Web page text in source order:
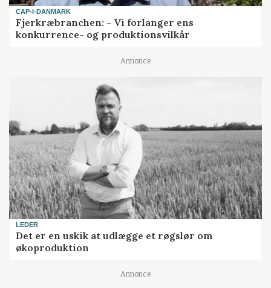
CAP-I-DANMARK
Fjerkræbranchen: - Vi forlanger ens
konkurrence- og produktionsvilkår
Annonce
LEDER
Det er en uskik at udlægge et røgslør om
økoproduktion
Annonce